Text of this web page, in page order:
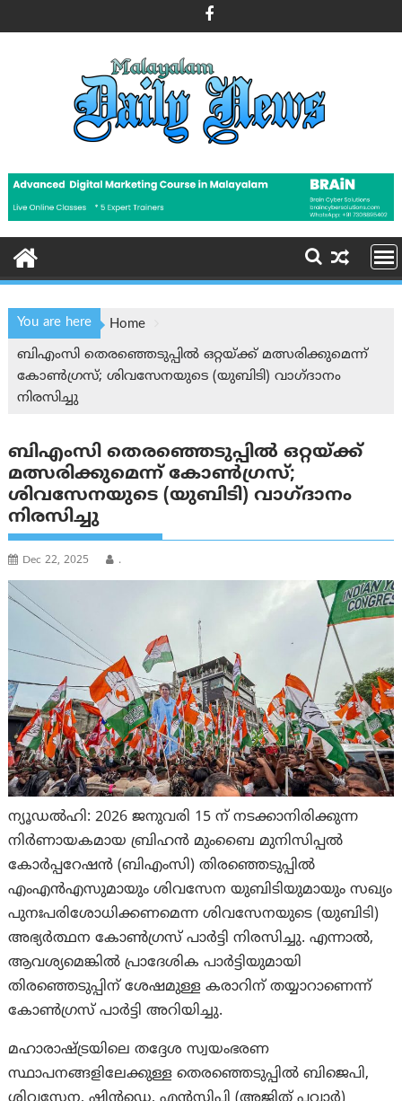
to
You are here
Home
ബിഎംസി തെരഞ്ഞെടുപ്പിൽ ഒറ്റയ്ക്ക് മത്സരിക്കുമെന്ന്
കോൺഗ്രസ്; ശിവസേനയുടെ (യുബിടി) വാഗ്ദാനം
നിരസിച്ചു
ബിഎംസി തെരഞ്ഞെടുപ്പിൽ ഒറ്റയ്ക്ക്
മത്സരിക്കുമെന്ന് കോൺഗ്രസ്;
ശിവസേനയുടെ (യുബിടി) വാഗ്ദാനം
നിരസിച്ചു
Dec 22, 2025 .
ന്യൂഡൽഹി: 2026 ജനുവരി 15 ന് നടക്കാനിരിക്കുന്ന
നിർണായകമായ ബ്രിഹൻ മുംബൈ മുനിസിപ്പൽ
കോർപ്പറേഷൻ (ബിഎംസി) തിരഞ്ഞെടുപ്പിൽ
എംഎൻഎസുമായും ശിവസേന യുബിടിയുമായും സഖ്യം
പുനഃപരിശോധിക്കണമെന്ന ശിവസേനയുടെ (യുബിടി)
അഭ്യർത്ഥന കോൺഗ്രസ് പാർട്ടി നിരസിച്ചു. എന്നാല്‍,
ആവശ്യമെങ്കിൽ പ്രാദേശിക പാർട്ടിയുമായി
തിരഞ്ഞെടുപ്പിന് ശേഷമുള്ള കരാറിന് തയ്യാറാണെന്ന്
കോൺഗ്രസ് പാർട്ടി അറിയിച്ചു.
മഹാരാഷ്ട്രയിലെ തദ്ദേശ സ്വയംഭരണ
സ്ഥാപനങ്ങളിലേക്കുള്ള തെരഞ്ഞെടുപ്പിൽ ബിജെപി,